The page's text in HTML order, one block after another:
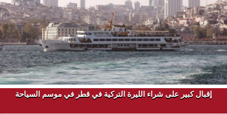
إقبال كبير على شراء الليرة التركية في قطر في موسم السياحة